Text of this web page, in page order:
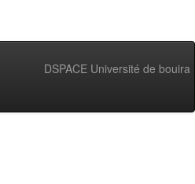
DSPACE Université de bouira